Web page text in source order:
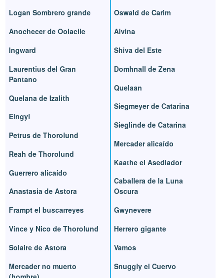
Logan Sombrero grande
Anochecer de Oolacile
Ingward
Laurentius del Gran
Pantano
Quelana de Izalith
Eingyi
Petrus de Thorolund
Reah de Thorolund
Guerrero alicaído
Anastasia de Astora
Frampt el buscarreyes
Vince y Nico de Thorolund
Solaire de Astora
Mercader no muerto
Oswald de Carim
Alvina
Shiva del Este
Domhnall de Zena
Quelaan
Siegmeyer de Catarina
Sieglinde de Catarina
Mercader alicaído
Kaathe el Asediador
Caballera de la Luna
Oscura
Gwynevere
Herrero gigante
Vamos
Snuggly el Cuervo